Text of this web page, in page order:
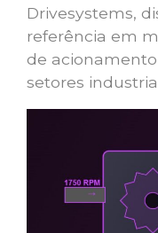
Drivesystems,
referência em
de
setores